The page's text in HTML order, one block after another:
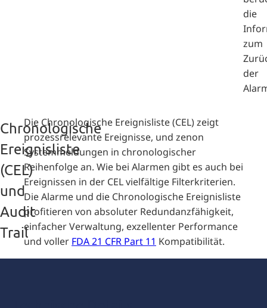
die
zum
der
Chronologische
Ereignisliste
(CEL)
und
Audit
Trail
Die Chronologische Ereignisliste (CEL) zeigt
prozessrelevante Ereignisse, und zenon
Systemmeldungen in chronologischer
Reihenfolge an. Wie bei Alarmen gibt es auch bei
Ereignissen in der CEL vielfältige Filterkriterien.
Die Alarme und die Chronologische Ereignisliste
profitieren von absoluter Redundanzfähigkeit,
einfacher Verwaltung, exzellenter Performance
und voller FDA 21 CFR Part 11 Kompatibilität.